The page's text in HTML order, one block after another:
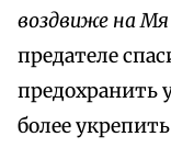
воздвиже на
предателе
предохранить
более